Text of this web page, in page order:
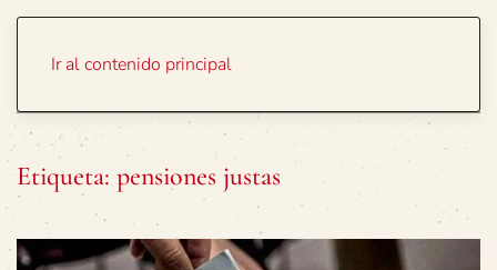
Ir al contenido principal
Etiqueta: pensiones justas